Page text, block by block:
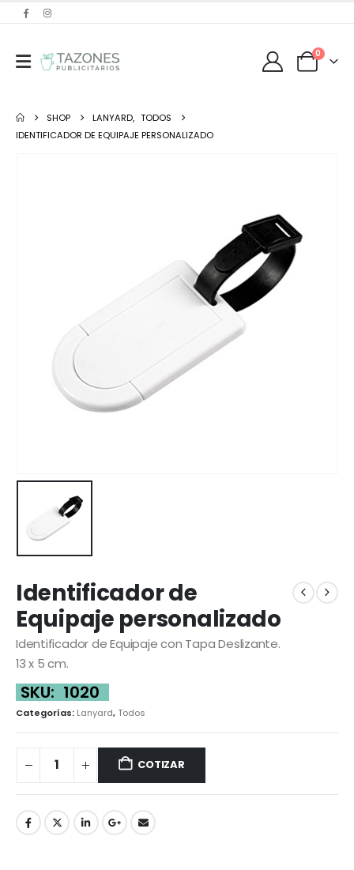
0
SHOP LANYARD, TODOS
IDENTIFICADOR DE EQUIPAJE PERSONALIZADO
Identificador de
Equipaje personalizado
Identificador de Equipaje con Tapa Deslizante.
13 x 5 cm.
SKU: 1020
Categorías: Lanyard,Todos
COTIZAR